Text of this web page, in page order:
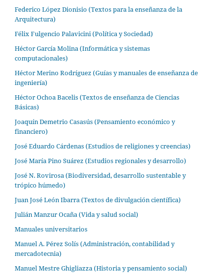
Federico López Dionisio (Textos para la enseñanza de la
Arquitectura)
Félix Fulgencio Palavicini (Política y Sociedad)
Héctor García Molina (Informática y sistemas
computacionales)
Héctor Merino Rodríguez (Guías y manuales de enseñanza de
ingeniería)
Héctor Ochoa Bacelis (Textos de enseñanza de Ciencias
Básicas)
Joaquín Demetrio Casasús (Pensamiento económico y
financiero)
José Eduardo Cárdenas (Estudios de religiones y creencias)
José María Pino Suárez (Estudios regionales y desarrollo)
José N. Rovirosa (Biodiversidad, desarrollo sustentable y
trópico húmedo)
Juan José León Ibarra (Textos de divulgación científica)
Julián Manzur Ocaña (Vida y salud social)
Manuales universitarios
Manuel A. Pérez Solís (Administración, contabilidad y
mercadotecnia)
Manuel Mestre Ghigliazza (Historia y pensamiento social)